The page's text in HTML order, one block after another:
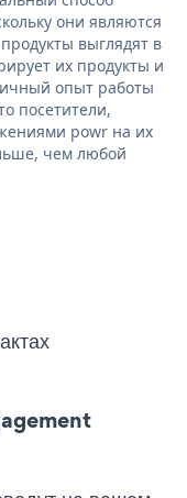
они являются
выглядят в
их продукты и
опыт работы
посетители,
powr на их
чем любой